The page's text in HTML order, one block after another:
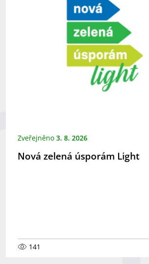
Zveřejněno 3. 8. 2026
Nová zelená úsporám Light
141